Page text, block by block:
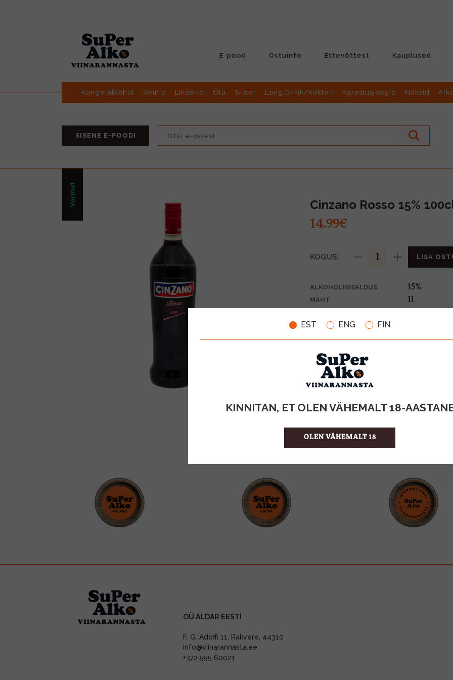
EST ENG FIN
KINNITAN, ET OLEN VÄHEMALT 18-
OLEN VÄHEMALT 18
E-pood Ostuinfo Ettevõttest Kauplused
Kange alkohol Veinid Liköörid Õlu Siider Long Drink/Kokteil Karastusjoogid Näksid
SISENE E-POODI
Vermut Cinzano Rosso 15%
14.99€
KOGUS: LISA
ALKOHOLISISALDUS 15%
MAHT 1l
TOOTE LIIK
ÜHIKU HIND
KOGUS KASTIS
OÜ ALDAR EESTI
F. G. Adoffi 11, Rakvere, 44310
info@viinarannasta.ee
+372 555 60021